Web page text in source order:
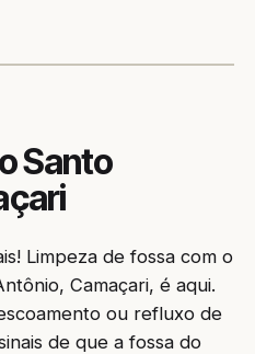
Santo
Limpeza de fossa com o
Camaçari, é aqui.
ou refluxo de
de que a fossa do